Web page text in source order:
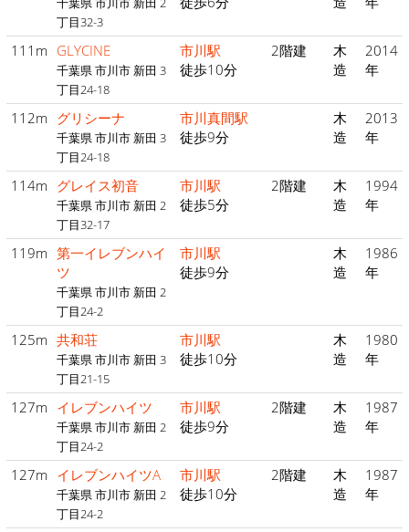
丁目32-3
111m GLYCINE
千葉県 市川市 新田 3
丁目24-18
市川駅
徒歩10分
2階建
木
造
2014
年
112m グリシーナ
千葉県 市川市 新田 3
丁目24-18
市川真間駅
徒歩9分
木
造
2013
年
114m グレイス初音
千葉県 市川市 新田 2
丁目32-17
市川駅
徒歩5分
2階建
木
造
1994
年
119m 第一イレブンハイ
ツ
千葉県 市川市 新田 2
丁目24-2
市川駅
徒歩9分
木
造
1986
年
125m 共和荘
千葉県 市川市 新田 3
丁目21-15
市川駅
徒歩10分
木
造
1980
年
127m イレブンハイツ
千葉県 市川市 新田 2
丁目24-2
市川駅
徒歩9分
2階建
木
造
1987
年
127m イレブンハイツA
千葉県 市川市 新田 2
丁目24-2
市川駅
徒歩10分
2階建
木
造
1987
年